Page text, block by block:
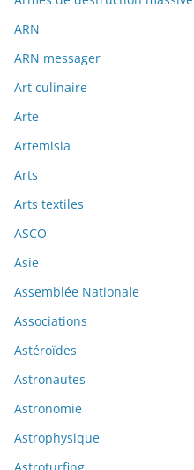
ARN
ARN messager
Art culinaire
Arte
Artemisia
Arts
Arts textiles
ASCO
Asie
Assemblée Nationale
Associations
Astéroïdes
Astronautes
Astronomie
Astrophysique